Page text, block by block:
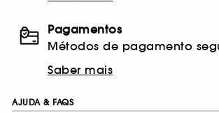
Pagamentos
Métodos de pagamento
Saber mais
AJUDA & FAQS